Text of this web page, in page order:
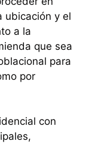
ubicación y el
a la
que sea
para
por
con